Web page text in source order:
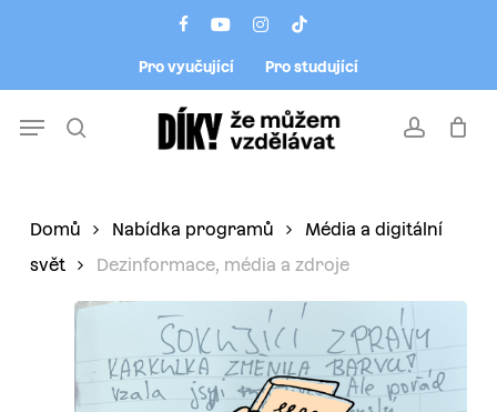
facebookyoutubeinstagram
tiktok
Pro vyučující Pro studující
account
Menu
Domů Nabídka programů
Média a digitální
svět
Dezinformace, média a zdroje